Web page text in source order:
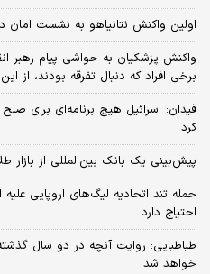
اولین واکنش نتانیاهو به نشست امان
واکنش پزشکیان به حواشی پیام رهبر
برخی افراد که دنبال تفرقه بودند، از
فیدان: اسرائیل هیچ برنامه‌ای برای
کرد
پیش‌بینی یک بانک بین‌المللی از
حمله تند اتحادیه لیگ‌های اروپایی علیه
احتیاج دارد
طباطبایی: روایت آنچه در دو سال
خواهد شد